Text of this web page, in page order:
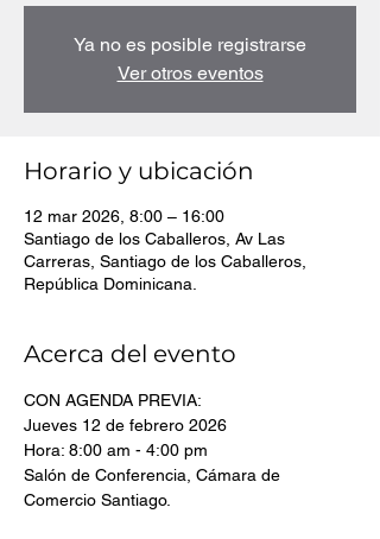
Ya no es posible registrarse
Ver otros eventos
Horario y ubicación
12 mar 2026, 8:00 – 16:00
Santiago de los Caballeros, Av Las
Carreras, Santiago de los Caballeros,
República Dominicana.
Acerca del evento
CON AGENDA PREVIA:
Jueves 12 de febrero 2026
Hora: 8:00 am - 4:00 pm
Salón de Conferencia, Cámara de
Comercio Santiago.